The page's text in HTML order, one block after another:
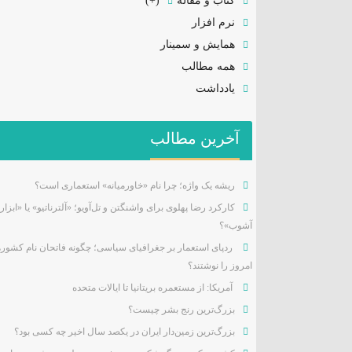
نرم افزار
همایش و سمینار
همه مطالب
یادداشت
آخرین مطالب
ریشه یک واژه؛ چرا نام «خاورمیانه» استعماری است؟
کارکرد رضا پهلوی برای واشنگتن و تل‌آویو؛ «آلترناتیو» یا «ابزار
آشوب»؟
ردپای استعمار بر جغرافیای سیاسی؛ چگونه فاتحان نام
امروز را نوشتند؟
آمریکا: از مستعمره بریتانیا تا ایالات متحده
بزرگ‌ترین رنج بشر چیست؟
بزرگ‌ترین زمین‌دار ایران در یکصد سال اخیر چه کسی بود؟